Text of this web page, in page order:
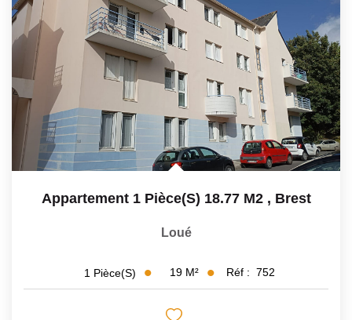
Appartement 1 Pièce(s) 18.77 M2 , Brest
Loué
1 Pièce(s) 19 M² Réf : 752